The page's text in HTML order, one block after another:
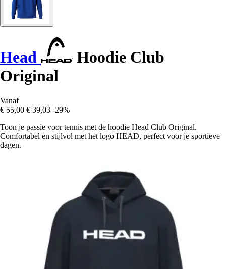
Head
Hoodie Club
Original
Vanaf
€ 55,00 € 39,03 -29%
Toon je passie voor tennis met de hoodie Head Club Original.
Comfortabel en stijlvol met het logo HEAD, perfect voor je sportieve
dagen.